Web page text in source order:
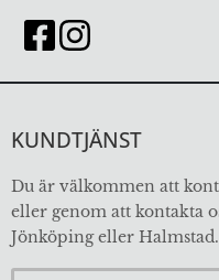
KUNDTJÄNST
Du är välkommen att
eller genom att kontakta
Jönköping eller Halmstad.